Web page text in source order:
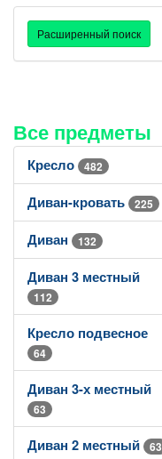
Расширенный поиск
Все предметы
Кресло 482
Диван-кровать 225
Диван 132
Диван 3 местный
112
Кресло подвесное
64
Диван 3-х местный
63
Диван 2 местный 63